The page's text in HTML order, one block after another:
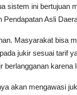
sistem ini bertujuan
Pendapatan Asli
Masyarakat bisa
jukir sesuai tarif
berlangganan karena
akan mengawasi